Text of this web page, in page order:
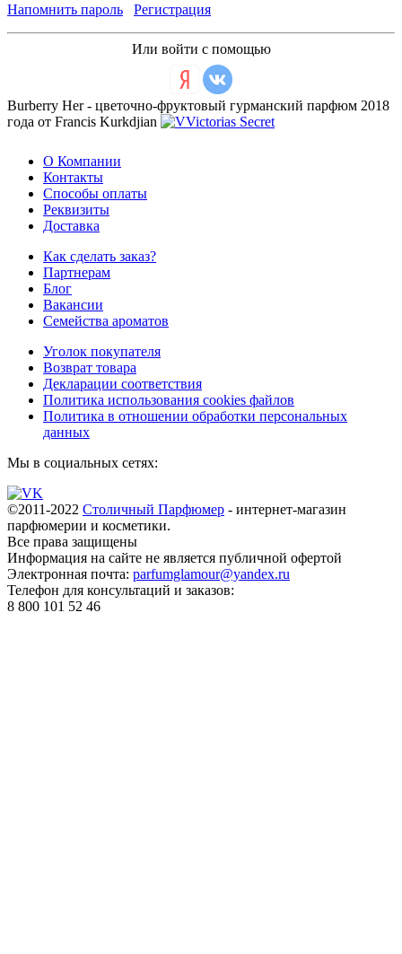
Напомнить пароль
Регистрация
Или войти с помощью
Burberry Her - цветочно-фруктовый гурманский парфюм 2018
года от Francis Kurkdjian
О Компании
Контакты
Способы оплаты
Реквизиты
Доставка
Как сделать заказ?
Партнерам
Блог
Вакансии
Семейства ароматов
Уголок покупателя
Возврат товара
Декларации соответствия
Политика использования cookies файлов
Политика в отношении обработки персональных
данных
Мы в социальных сетях:
©2011-2022 Столичный Парфюмер - интернет-магазин
парфюмерии и косметики.
Все права защищены
Информация на сайте не является публичной офертой
Электронная почта: parfumglamour@yandex.ru
Телефон для консультаций и заказов:
8 800 101 52 46